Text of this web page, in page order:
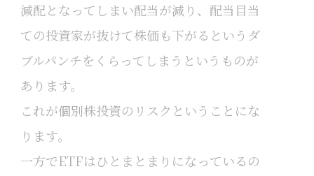
減配となってしまい配当が減り、配当目当
ての投資家が抜けて株価も下がるというダ
ブルパンチをくらってしまうというものが
あります。
これが個別株投資のリスクということにな
ります。
一方でETFはひとまとまりになっているの